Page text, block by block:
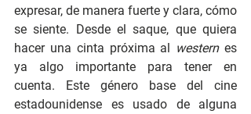
expresar, de manera fuerte y clara, cómo
se siente. Desde el saque, que quiera
hacer una cinta próxima al western es
ya algo importante para tener en
cuenta. Este género base del cine
estadounidense es usado de alguna